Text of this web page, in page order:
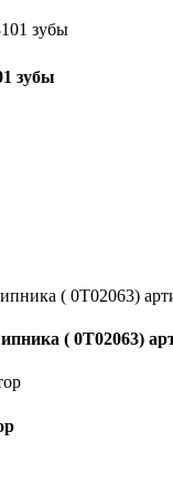
зубы
( 0Т02063)